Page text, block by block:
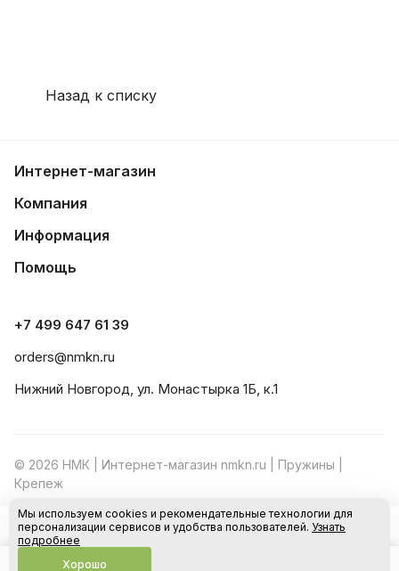
В корзину
Назад к списку
Интернет-магазин
Компания
Информация
Помощь
+7 499 647 61 39
orders@nmkn.ru
Нижний Новгород, ул. Монастырка 1Б, к.1
© 2026 НМК | Интернет-магазин nmkn.ru | Пружины |
Крепеж
Конфиденциальность Оферта
Мы используем cookies и рекомендательные технологии для
персонализации сервисов и удобства пользователей. Узнать
подробнее
Хорошо